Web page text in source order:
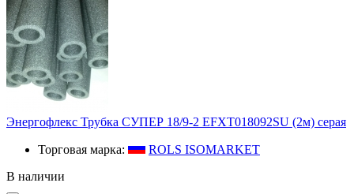
Энергофлекс Трубка СУПЕР 18/9-2 EFXT018092SU (2м) серая
Торговая марка:
ROLS ISOMARKET
В наличии